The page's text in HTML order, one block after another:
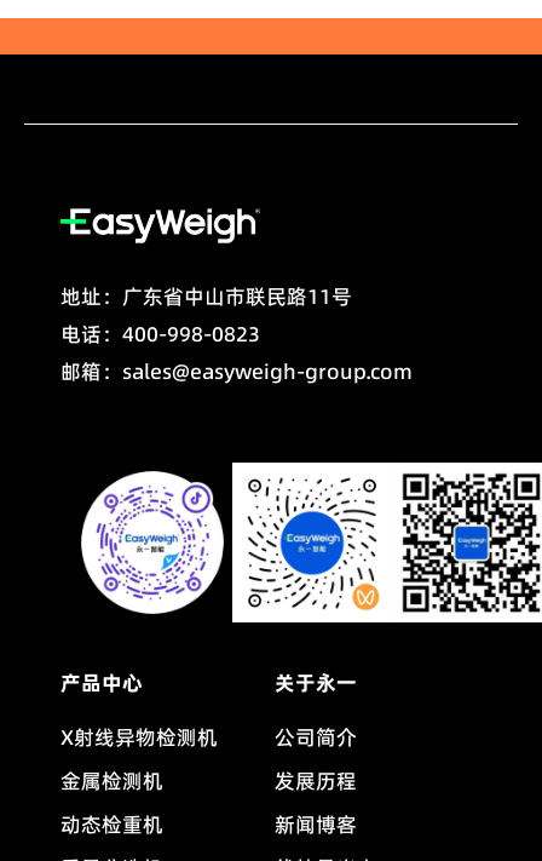
地址：广东省中山市联民路11号
电话：400-998-0823
邮箱：sales@easyweigh-group.com
产品中心
X射线异物检测机
金属检测机
动态检重机
关于永一
公司简介
发展历程
新闻博客